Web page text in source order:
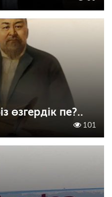
өзгердік пе?..
101